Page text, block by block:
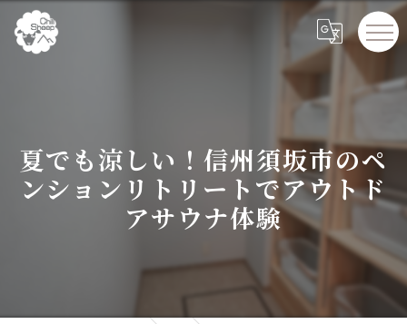
夏でも涼しい！信州須坂市のペ
ンションリトリートでアウトド
アサウナ体験